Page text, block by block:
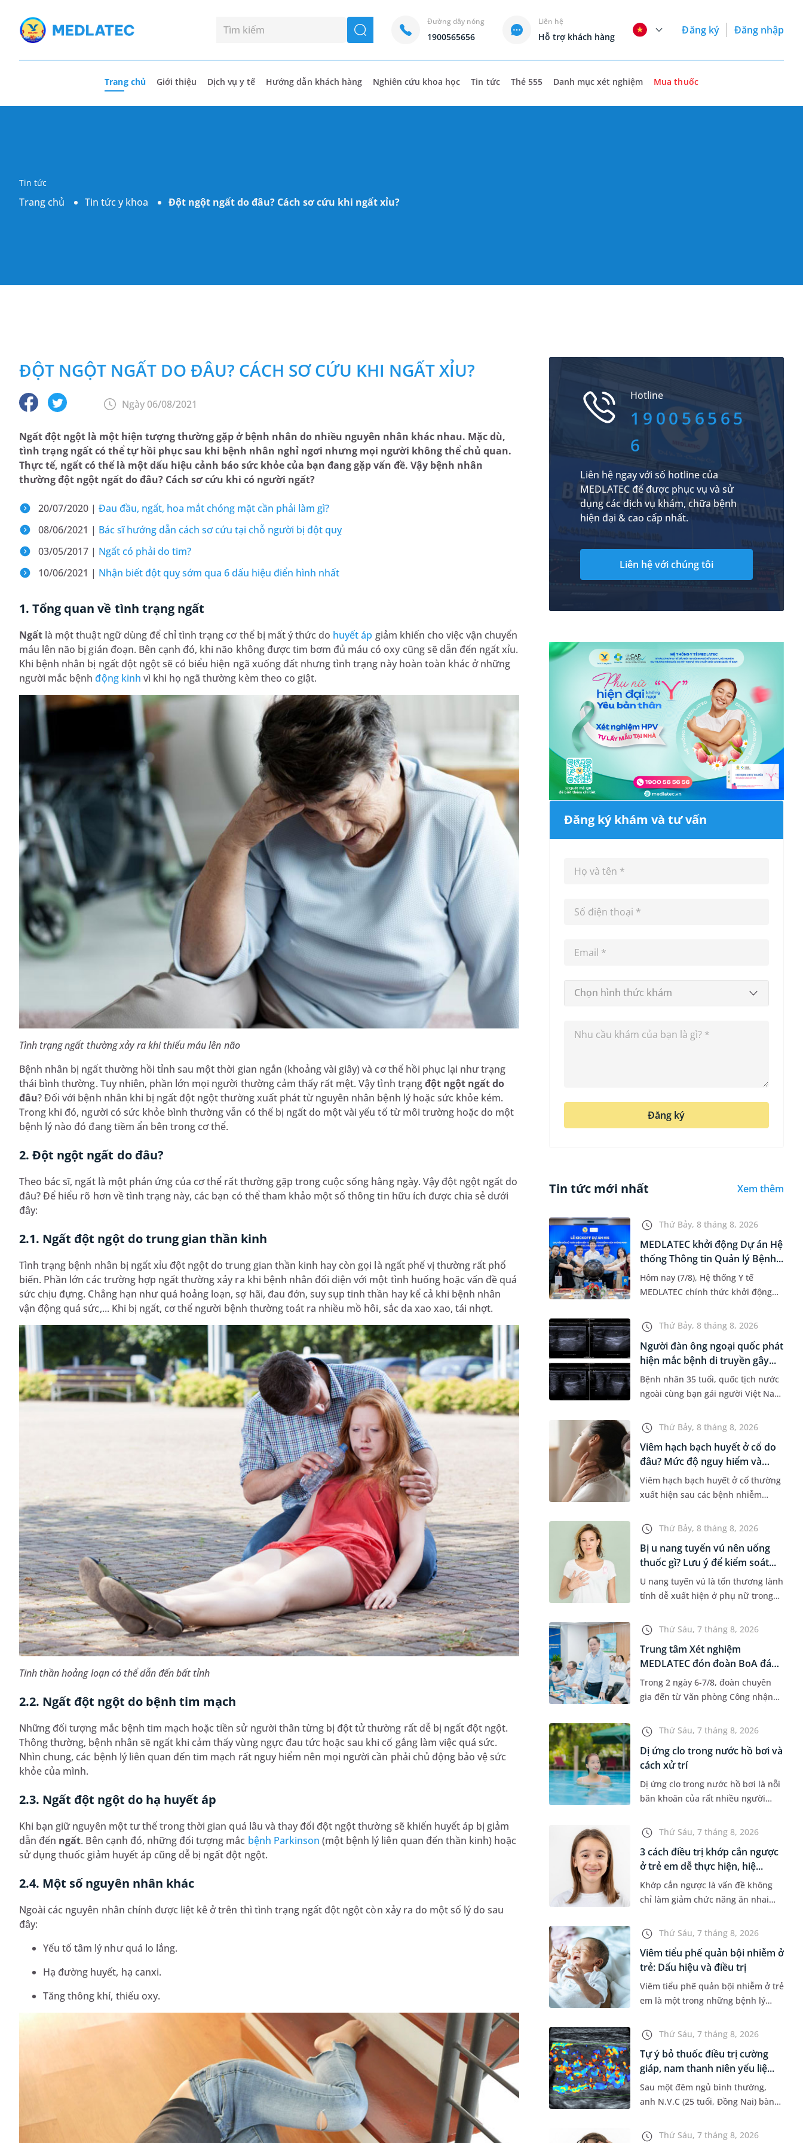
seach
Đường dây nóng
1900565656
Liên hệ
Hỗ trợ khách hàng
Đăng ký Đăng nhập
Trang chủ Giới thiệu Dịch vụ y tế Hướng dẫn khách hàng Nghiên cứu khoa học Tin tức Thẻ 555 Danh mục xét nghiệm Mua thuốc
Tin tức
Trang chủ Tin tức y khoa Đột ngột ngất do đâu? Cách sơ cứu khi ngất xỉu?
ĐỘT NGỘT NGẤT DO ĐÂU? CÁCH SƠ CỨU KHI NGẤT XỈU?
Ngày 06/08/2021
Ngất đột ngột là một hiện tượng thường gặp ở bệnh nhân do nhiều nguyên nhân khác nhau. Mặc dù,
tình trạng ngất có thể tự hồi phục sau khi bệnh nhân nghỉ ngơi nhưng mọi người không thể chủ quan.
Thực tế, ngất có thể là một dấu hiệu cảnh báo sức khỏe của bạn đang gặp vấn đề. Vậy bệnh nhân
thường đột ngột ngất do đâu? Cách sơ cứu khi có người ngất?
20/07/2020 | Đau đầu, ngất, hoa mắt chóng mặt cần phải làm gì?
08/06/2021 | Bác sĩ hướng dẫn cách sơ cứu tại chỗ người bị đột quỵ
03/05/2017 | Ngất có phải do tim?
10/06/2021 | Nhận biết đột quỵ sớm qua 6 dấu hiệu điển hình nhất
1. Tổng quan về tình trạng ngất
Ngất là một thuật ngữ dùng để chỉ tình trạng cơ thể bị mất ý thức do huyết áp giảm khiến cho việc vận chuyển
máu lên não bị gián đoạn. Bên cạnh đó, khi não không được tim bơm đủ máu có oxy cũng sẽ dẫn đến ngất xỉu.
Khi bệnh nhân bị ngất đột ngột sẽ có biểu hiện ngã xuống đất nhưng tình trạng này hoàn toàn khác ở những
người mắc bệnhđộng kinh vì khi họ ngã thường kèm theo co giật.
Tình trạng ngất thường xảy ra khi thiếu máu lên não
Bệnh nhân bị ngất thường hồi tỉnh sau một thời gian ngắn (khoảng vài giây) và cơ thể hồi phục lại như trạng
thái bình thường. Tuy nhiên, phần lớn mọi người thường cảm thấy rất mệt. Vậy tình trạngđột ngột ngất do
đâu? Đối với bệnh nhân khi bị ngất đột ngột thường xuất phát từ nguyên nhân bệnh lý hoặc sức khỏe kém.
Trong khi đó, người có sức khỏe bình thường vẫn có thể bị ngất do một vài yếu tố từ môi trường hoặc do một
bệnh lý nào đó đang tiềm ẩn bên trong cơ thể.
2. Đột ngột ngất do đâu?
Theo bác sĩ, ngất là một phản ứng của cơ thể rất thường gặp trong cuộc sống hằng ngày. Vậy đột ngột ngất do
đâu? Để hiểu rõ hơn về tình trạng này, các bạn có thể tham khảo một số thông tin hữu ích được chia sẻ dưới
đây:
2.1. Ngất đột ngột do trung gian thần kinh
Tình trạng bệnh nhân bị ngất xỉu đột ngột do trung gian thần kinh hay còn gọi là ngất phế vị thường rất phổ
biến. Phần lớn các trường hợp ngất thường xảy ra khi bệnh nhân đối diện với một tình huống hoặc vấn đề quá
sức chịu đựng. Chẳng hạn như quá hoảng loạn, sợ hãi, đau đớn, suy sụp tinh thần hay kể cả khi bệnh nhân
vận động quá sức,... Khi bị ngất, cơ thể người bệnh thường toát ra nhiều mồ hôi, sắc da xao xao, tái nhợt.
Tinh thần hoảng loạn có thể dẫn đến bất tỉnh
2.2. Ngất đột ngột do bệnh tim mạch
Những đối tượng mắc bệnh tim mạch hoặc tiền sử người thân từng bị đột tử thường rất dễ bị ngất đột ngột.
Thông thường, bệnh nhân sẽ ngất khi cảm thấy vùng ngực đau tức hoặc sau khi cố gắng làm việc quá sức.
Nhìn chung, các bệnh lý liên quan đến tim mạch rất nguy hiểm nên mọi người cần phải chủ động bảo vệ sức
khỏe của mình.
2.3. Ngất đột ngột do hạ huyết áp
Khi bạn giữ nguyên một tư thế trong thời gian quá lâu và thay đổi đột ngột thường sẽ khiến huyết áp bị giảm
dẫn đến ngất. Bên cạnh đó, những đối tượng mắc bệnh Parkinson (một bệnh lý liên quan đến thần kinh) hoặc
sử dụng thuốc giảm huyết áp cũng dễ bị ngất đột ngột.
2.4. Một số nguyên nhân khác
Ngoài các nguyên nhân chính được liệt kê ở trên thì tình trạng ngất đột ngột còn xảy ra do một số lý do sau
đây:
Yếu tố tâm lý như quá lo lắng.
Hạ đường huyết, hạ canxi.
Tăng thông khí, thiếu oxy.
Hotline
190056565
6
Liên hệ ngay với số hotline của
MEDLATEC để được phục vụ và sử
dụng các dịch vụ khám, chữa bệnh
hiện đại & cao cấp nhất.
Liên hệ với chúng tôi
Đăng ký khám và tư vấn
Chọn hình thức khám
Đăng ký
Tin tức mới nhất Xem thêm
Thứ Bảy, 8 tháng 8, 2026
MEDLATEC khởi động Dự án Hệ
thống Thông tin Quản lý Bệnh...
Hôm nay (7/8), Hệ thống Y tế
MEDLATEC chính thức khởi động
Bệnh viện (HIS - Hospital
Information System) giai đoạn mới.
Dự á...
Thứ Bảy, 8 tháng 8, 2026
Người đàn ông ngoại quốc phát
hiện mắc bệnh di truyền gây...
Bệnh nhân 35 tuổi, quốc tịch nước
ngoài cùng bạn gái người Việt Nam
hôn nhân. Qua thăm khám và làm
các xét nghiệm chuyên sâu,...
Thứ Bảy, 8 tháng 8, 2026
Viêm hạch bạch huyết ở cổ do
đâu? Mức độ nguy hiểm và
phư...
Viêm hạch bạch huyết ở cổ thường
xuất hiện sau các bệnh nhiễm
đến lao hạch hoặc ung thư. Để tìm
hiểu nguyên nhân gây viêm,...
Thứ Bảy, 8 tháng 8, 2026
Bị u nang tuyến vú nên uống
thuốc gì? Lưu ý để kiểm soát...
U nang tuyến vú là tổn thương lành
tính dễ xuất hiện ở phụ nữ trong
mắc bệnh, nhiều người thường
băn khoăn u nang tuyến v...
Thứ Sáu, 7 tháng 8, 2026
Trung tâm Xét nghiệm
MEDLATEC đón đoàn BoA đánh
giá giám...
Trong 2 ngày 6-7/8, đoàn chuyên
gia đến từ Văn phòng Công nhận
nhận và đánh giá cao nỗ lực duy trì
hệ thống quản lý chất lượ...
Thứ Sáu, 7 tháng 8, 2026
Dị ứng clo trong nước hồ bơi và
cách xử trí
Dị ứng clo trong nước hồ bơi là nỗi
băn khoăn của rất nhiều người
trường hợp thường xuyên bơi ở
những hồ bơi nhân tạo. Bài v...
Thứ Sáu, 7 tháng 8, 2026
3 cách điều trị khớp cắn ngược
ở trẻ em dễ thực hiện, hiệ...
Khớp cắn ngược là vấn đề không
chỉ làm giảm chức năng ăn nhai
đối của khuôn mặt. Do đó, cần khắc
phục sớm tình trạng này để...
Thứ Sáu, 7 tháng 8, 2026
Viêm tiểu phế quản bội nhiễm ở
trẻ: Dấu hiệu và điều trị
Viêm tiểu phế quản bội nhiễm ở trẻ
em là một trong những bệnh lý
bùng phát vào thời điểm giao mùa.
Khi những tổn thương ban đầ...
Thứ Sáu, 7 tháng 8, 2026
Tự ý bỏ thuốc điều trị cường
giáp, nam thanh niên yếu liệ...
Sau một đêm ngủ bình thường,
anh N.V.C (25 tuổi, Đồng Nai) bàng
không thể vận động đi lại được. Kết
Thứ Sáu, 7 tháng 8, 2026